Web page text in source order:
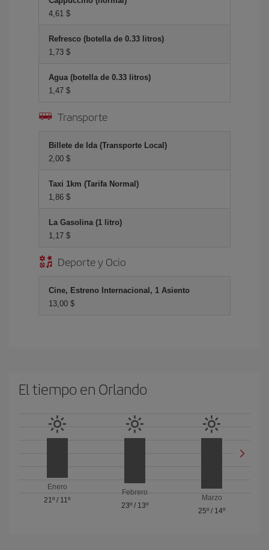
4,61 $
Refresco (botella de 0.33 litros)
1,73 $
Agua (botella de 0.33 litros)
1,47 $
Transporte
Billete de Ida (Transporte Local)
2,00 $
Taxi 1km (Tarifa Normal)
1,86 $
La Gasolina (1 litro)
1,17 $
Deporte y Ocio
Cine, Estreno Internacional, 1 Asiento
13,00 $
El tiempo en Orlando
Enero
21º / 11º
Febrero
23º/ 13º
Marzo
25º / 14º